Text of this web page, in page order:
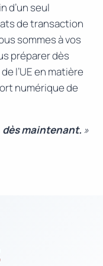
d’un seul
de transaction
sommes à vos
préparer dès
l’UE en matière
numérique de
maintenant. »